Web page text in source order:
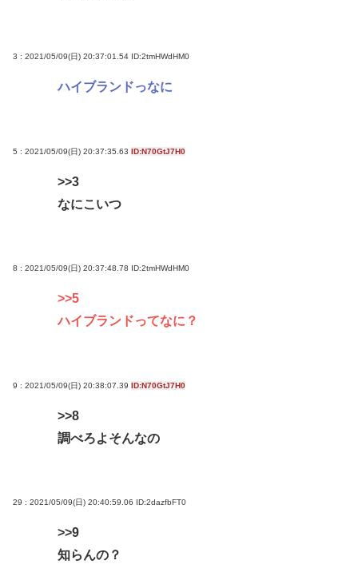
3 : 2021/05/09(日) 20:37:01.54 ID:2tmHWdHM0
ハイブランドっなに
5 : 2021/05/09(日) 20:37:35.63 ID:N70GtJ7H0
>>3
なにこいつ
8 : 2021/05/09(日) 20:37:48.78 ID:2tmHWdHM0
>>5
ハイブランドってなに？
9 : 2021/05/09(日) 20:38:07.39 ID:N70GtJ7H0
>>8
調べろよそんなの
29 : 2021/05/09(日) 20:40:59.06 ID:2dazfbFT0
>>9
知らんの？